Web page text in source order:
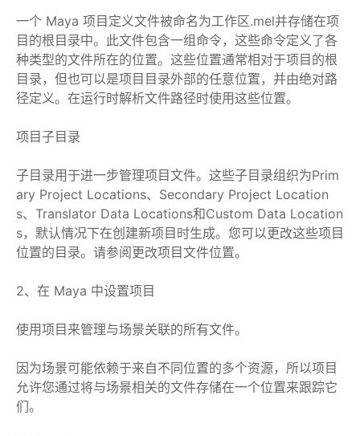
一个 Maya 项目定义文件被命名为工作区.mel并存储在项
目的根目录中。此文件包含一组命令，这些命令定义了各
种类型的文件所在的位置。这些位置通常相对于项目的根
目录，但也可以是项目目录外部的任意位置，并由绝对路
径定义。在运行时解析文件路径时使用这些位置。
项目子目录
子目录用于进一步管理项目文件。这些子目录组织为Prim
ary Project Locations、Secondary Project Location
s、Translator Data Locations和Custom Data Location
s，默认情况下在创建新项目时生成。您可以更改这些项目
位置的目录。请参阅更改项目文件位置。
2、在 Maya 中设置项目
使用项目来管理与场景关联的所有文件。
因为场景可能依赖于来自不同位置的多个资源，所以项目
允许您通过将与场景相关的文件存储在一个位置来跟踪它
们。